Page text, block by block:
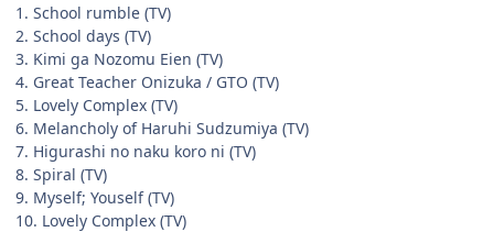
1. School rumble (TV)
2. School days (TV)
3. Kimi ga Nozomu Eien (TV)
4. Great Teacher Onizuka / GTO (TV)
5. Lovely Complex (TV)
6. Melancholy of Haruhi Sudzumiya (TV)
7. Higurashi no naku koro ni (TV)
8. Spiral (TV)
9. Myself; Youself (TV)
10. Lovely Complex (TV)